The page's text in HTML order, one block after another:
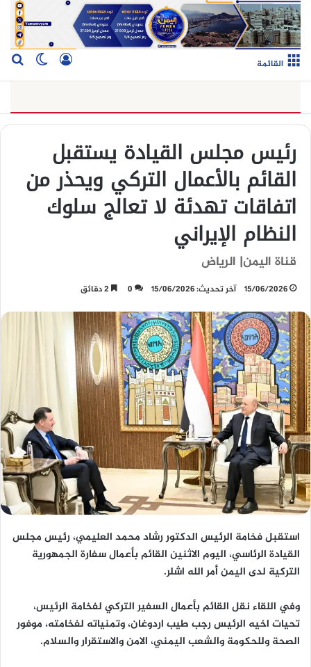
تسجيل القائمة
رئيس مجلس القيادة يستقبل
القائم بالأعمال التركي ويحذر من
اتفاقات تهدئة لا تعالج سلوك
النظام الإيراني
قناة اليمن| الرياض
15/06/2026 آخر تحديث: 15/06/2026 0
استقبل فخامة الرئيس الدكتور رشاد محمد العليمي، رئيس مجلس
القيادة الرئاسي، اليوم الاثنين القائم بأعمال سفارة الجمهورية
التركية لدى اليمن أمر الله اشلر.
وفي اللقاء نقل القائم بأعمال السفير التركي لفخامة الرئيس،
تحيات اخيه الرئيس رجب طيب اردوغان، وتمنياته لفخامته، موفور
الصحة وللحكومة والشعب اليمني، الامن والاستقرار والسلام.